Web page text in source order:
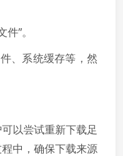
”。
、系统缓存等，然
以尝试重新下载足
中，确保下载来源